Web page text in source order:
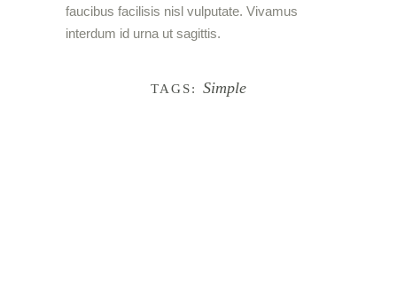
faucibus facilisis nisl vulputate. Vivamus
interdum id urna ut sagittis.
TAGS: Simple